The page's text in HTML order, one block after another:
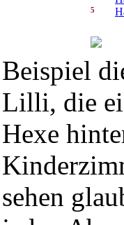
5
Beispiel
Lilli, die
Hexe
sehen